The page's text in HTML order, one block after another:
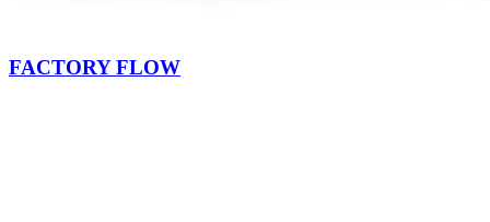
FACTORY FLOW